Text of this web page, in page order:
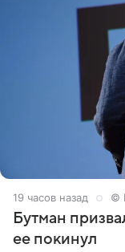
19 часов назад ©
Бутман
ее покинул